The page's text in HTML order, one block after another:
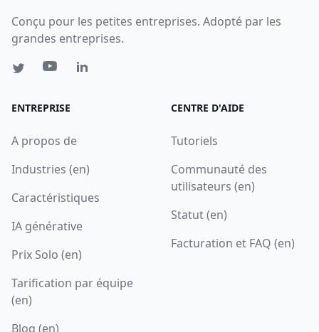
Conçu pour les petites entreprises. Adopté par les
grandes entreprises.
ENTREPRISE
A propos de
Industries (en)
Caractéristiques
IA générative
Prix Solo (en)
Tarification par équipe
(en)
Blog (en)
CENTRE D'AIDE
Tutoriels
Communauté des
utilisateurs (en)
Statut (en)
Facturation et FAQ (en)